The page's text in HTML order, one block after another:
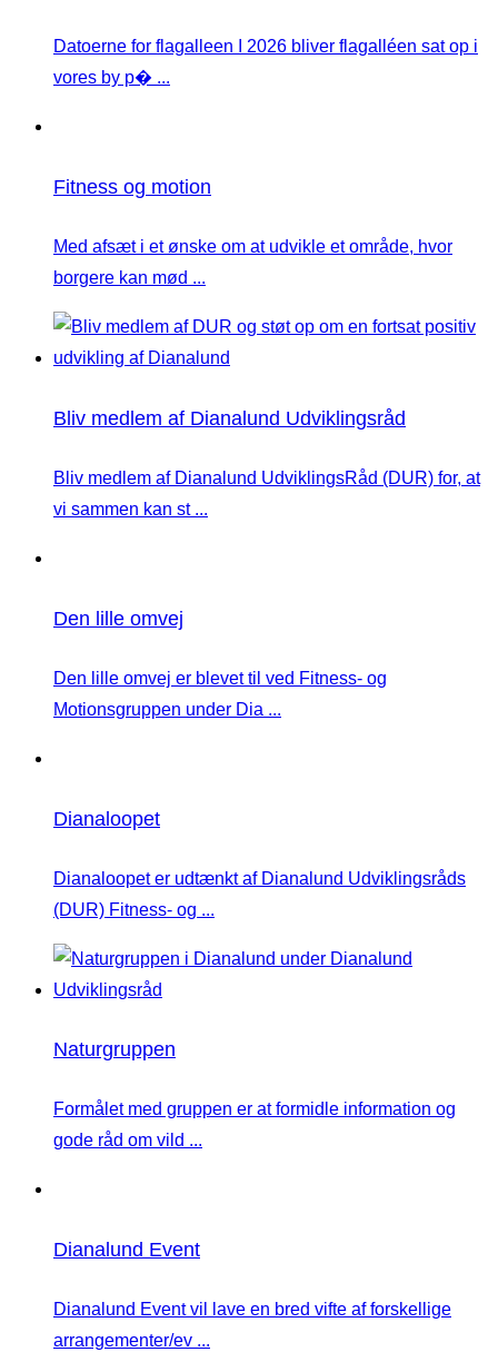
Datoerne for flagalleen I 2026 bliver flagalléen sat op i
vores by p� ...
Fitness og motion
Med afsæt i et ønske om at udvikle et område, hvor
borgere kan mød ...
Bliv medlem af Dianalund Udviklingsråd
Bliv medlem af Dianalund UdviklingsRåd (DUR) for, at
vi sammen kan st ...
Den lille omvej
Den lille omvej er blevet til ved Fitness- og
Motionsgruppen under Dia ...
Dianaloopet
Dianaloopet er udtænkt af Dianalund Udviklingsråds
(DUR) Fitness- og ...
Naturgruppen
Formålet med gruppen er at formidle information og
gode råd om vild ...
Dianalund Event
Dianalund Event vil lave en bred vifte af forskellige
arrangementer/ev ...